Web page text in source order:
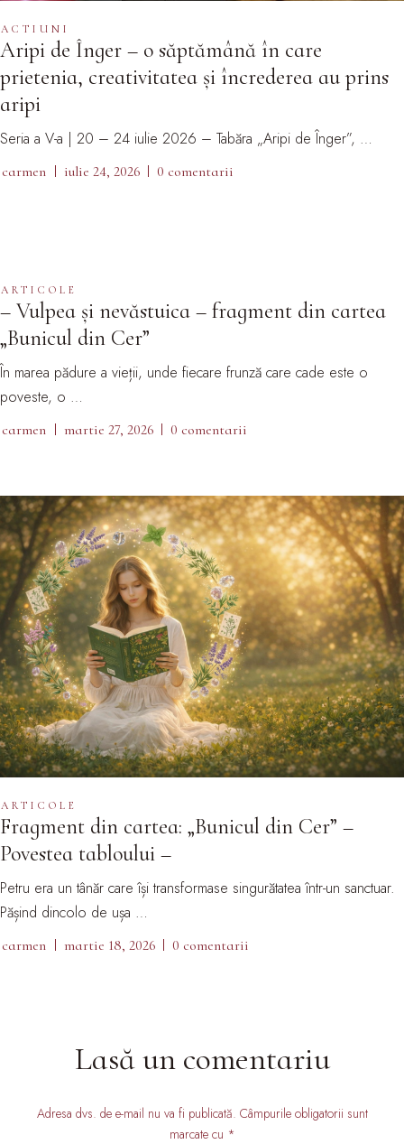
ACTIUNI
Aripi de Înger – o săptămână în care
prietenia, creativitatea și încrederea au prins
aripi
Seria a V-a | 20 – 24 iulie 2026 – Tabăra „Aripi de Înger”, …
carmen iulie 24, 2026 0 comentarii
ARTICOLE
– Vulpea și nevăstuica – fragment din cartea
„Bunicul din Cer”
În marea pădure a vieții, unde fiecare frunză care cade este o
poveste, o …
carmen martie 27, 2026 0 comentarii
ARTICOLE
Fragment din cartea: „Bunicul din Cer” –
Povestea tabloului –
Petru era un tânăr care își transformase singurătatea într-un sanctuar.
Pășind dincolo de ușa …
carmen martie 18, 2026 0 comentarii
Lasă un comentariu
Adresa dvs. de e-mail nu va fi publicată. Câmpurile obligatorii sunt
marcate cu *